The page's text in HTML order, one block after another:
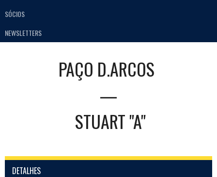
SÓCIOS
NEWSLETTERS
PAÇO D.ARCOS
—
STUART "A"
DETALHES